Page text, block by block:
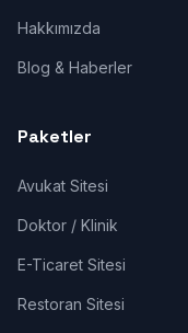
Hakkımızda
Blog & Haberler
Paketler
Avukat Sitesi
Doktor / Klinik
E-Ticaret Sitesi
Restoran Sitesi